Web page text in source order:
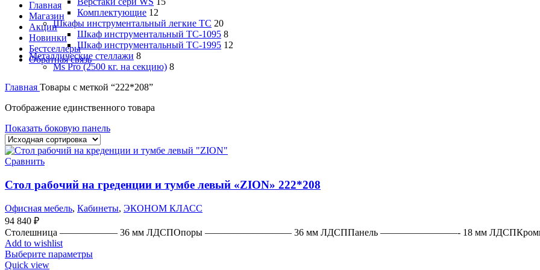
Главная
Магазин
Акции
Новинки
Бестселлеры
Обратная связь
Комплектующие 12
Шкафы инструментальный легкие ТС 20
Шкаф инструментальный TC-1095 8
Шкаф инструментальный TC-1995 12
Металлические стеллажи 8
Ms Pro (2500 кг. на секцию) 8
Главная Товары с меткой “222*208”
Отображение единственного товара
Показать боковую панель
Сравнить
Стол рабочий на греденции и тумбе левый «ZION» 222*208
Офисная мебель, Кабинеты, ЭКОНОМ КЛАСС
94 840 ₽
Столешница —————— 36 мм ЛДСПОпоры ————————— 36 мм ЛДСППанель ————————- 18 мм
Add to wishlist
Выберите параметры
Quick view